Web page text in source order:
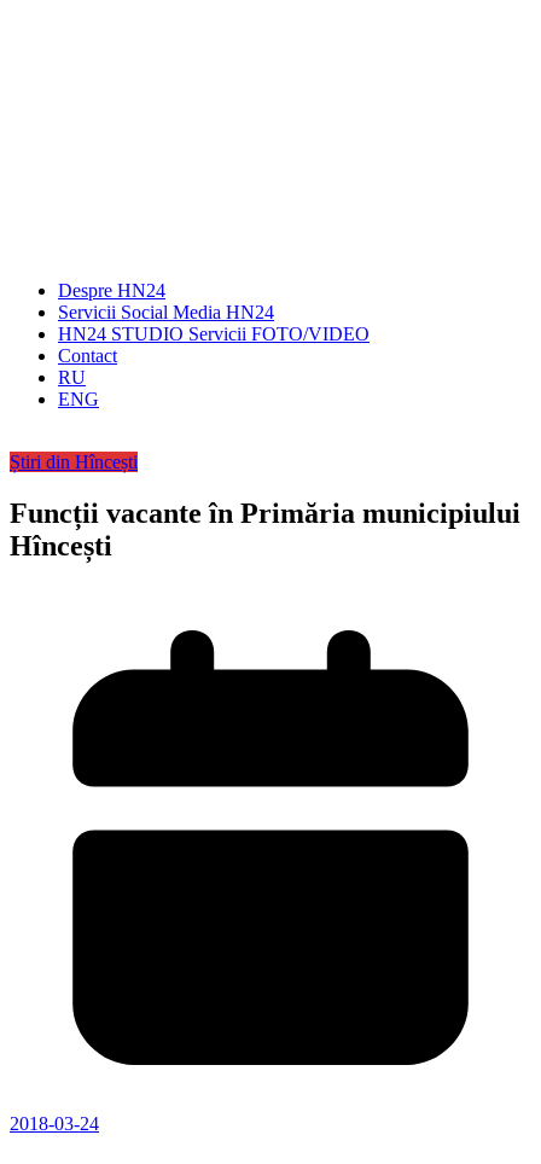
Despre HN24
Servicii Social Media HN24
HN24 STUDIO Servicii FOTO/VIDEO
Contact
RU
ENG
Știri din Hîncești
Funcții vacante în Primăria municipiului
Hîncești
2018-03-24